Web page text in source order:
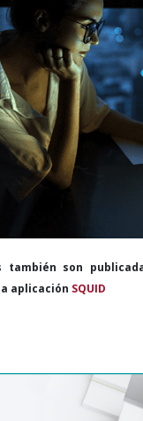
también son
aplicación SQUID